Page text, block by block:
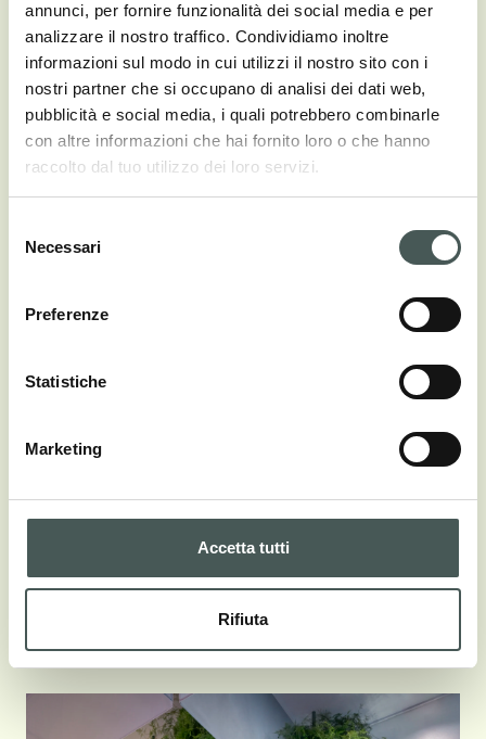
annunci, per fornire funzionalità dei social media e per
analizzare il nostro traffico. Condividiamo inoltre
informazioni sul modo in cui utilizzi il nostro sito con i
nostri partner che si occupano di analisi dei dati web,
pubblicità e social media, i quali potrebbero combinarle
con altre informazioni che hai fornito loro o che hanno
raccolto dal tuo utilizzo dei loro servizi.
delNecessari
Preferenze
Statistiche
Marketing
Accetta tutti
Rifiuta
± 6.3 mm
± 6 mm
PESO FILATO
± 1300 g/m²
± 1100 g/m²
ST BLOOM 1000 ST BLOOM 1100
ST BLOOM 1300
MANUTENZIONE
SUSTAINABILITY